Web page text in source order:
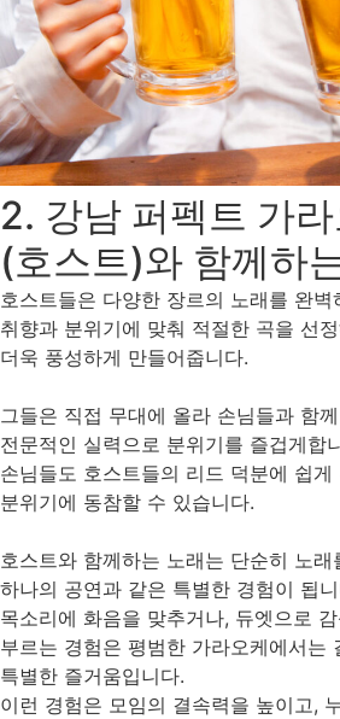
2. 강남 퍼펙트 가
(호스트)와 함께하
호스트들은 다양한 장르의 노래를 완벽
취향과 분위기에 맞춰 적절한 곡을 선
더욱 풍성하게 만들어줍니다.
그들은 직접 무대에 올라 손님들과 함
전문적인 실력으로 분위기를 즐겁게합
손님들도 호스트들의 리드 덕분에 쉽
분위기에 동참할 수 있습니다.
호스트와 함께하는 노래는 단순히 노
하나의 공연과 같은 특별한 경험이 됩
목소리에 화음을 맞추거나, 듀엣으로
부르는 경험은 평범한 가라오케에서는
특별한 즐거움입니다.
이런 경험은 모임의 결속력을 높이고,